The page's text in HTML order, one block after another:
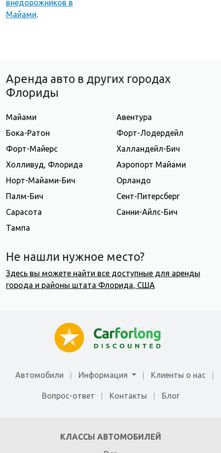
внедорожников в
Майами.
Аренда авто в других городах
Флориды
Майами
Авентура
Бока-Ратон
Форт-Лодердейл
Форт-Майерс
Халландейл-Бич
Холливуд, Флорида
Аэропорт Майами
Норт-Майами-Бич
Орландо
Палм-Бич
Сент-Питерсберг
Сарасота
Санни-Айлс-Бич
Тампа
Не нашли нужное место?
Здесь вы можете найти все доступные для аренды
города и районы штата Флорида, США
Автомобили Информация Клиенты о нас
Вопрос-ответ Контакты Блог
КЛАССЫ АВТОМОБИЛЕЙ